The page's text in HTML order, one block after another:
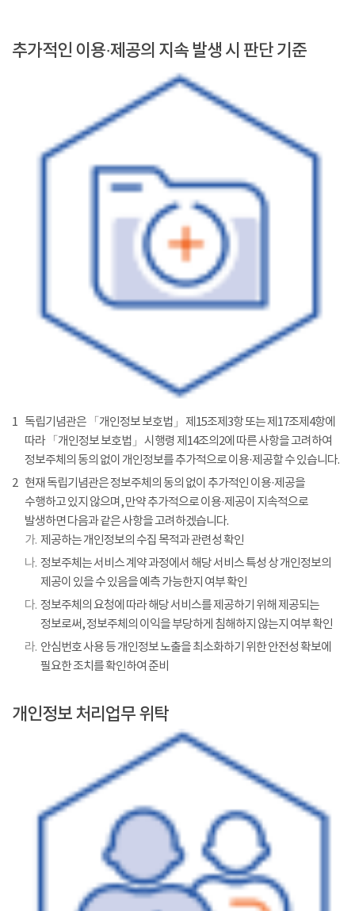
추가적인 이용·제공의 지속 발생 시 판단 기준
1 독립기념관은 「개인정보 보호법」 제15조제3항 또는 제17조제4항에
따라 「개인정보 보호법」 시행령 제14조의2에 따른 사항을 고려하여
정보주체의 동의 없이 개인정보를 추가적으로 이용·제공할 수 있습니다.
2 현재 독립기념관은 정보주체의 동의 없이 추가적인 이용·제공을
수행하고 있지 않으며, 만약 추가적으로 이용·제공이 지속적으로
발생하면 다음과 같은 사항을 고려하겠습니다.
가. 제공하는 개인정보의 수집 목적과 관련성 확인
나. 정보주체는 서비스 계약 과정에서 해당 서비스 특성 상 개인정보의
제공이 있을 수 있음을 예측 가능한지 여부 확인
다. 정보주체의 요청에 따라 해당 서비스를 제공하기 위해 제공되는
정보로써, 정보주체의 이익을 부당하게 침해하지 않는지 여부 확인
라. 안심번호 사용 등 개인정보 노출을 최소화하기 위한 안전성 확보에
필요한 조치를 확인하여 준비
개인정보 처리업무 위탁